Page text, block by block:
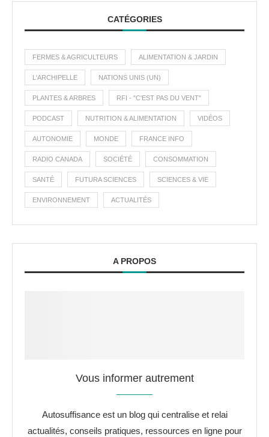
CATÉGORIES
FERMES & AGRICULTEURS ALIMENTATION & JARDIN
L'ARCHIPELLE NATIONS UNIS (UN)
PLANTES & ARBRES RFI - "C'EST PAS DU VENT"
PODCAST NUTRITION & ALIMENTATION VIDÉOS
AUTONOMIE MONDE FRANCE INFO
RADIO CANADA SOCIÉTÉ CONSOMMATION
SANTÉ FUTURA SCIENCES SCIENCES & VIE
ENVIRONNEMENT ACTUALITÉS
A PROPOS
Vous informer autrement
Autosuffisance est un blog qui centralise et relai
actualités, conseils pratiques, ressources en ligne pour